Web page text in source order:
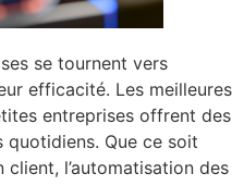
se tournent vers
efficacité. Les meilleures
entreprises offrent des
Que ce soit
l’automatisation des